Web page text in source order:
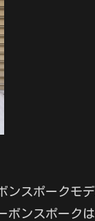
ンスポークモ
ンスポークは